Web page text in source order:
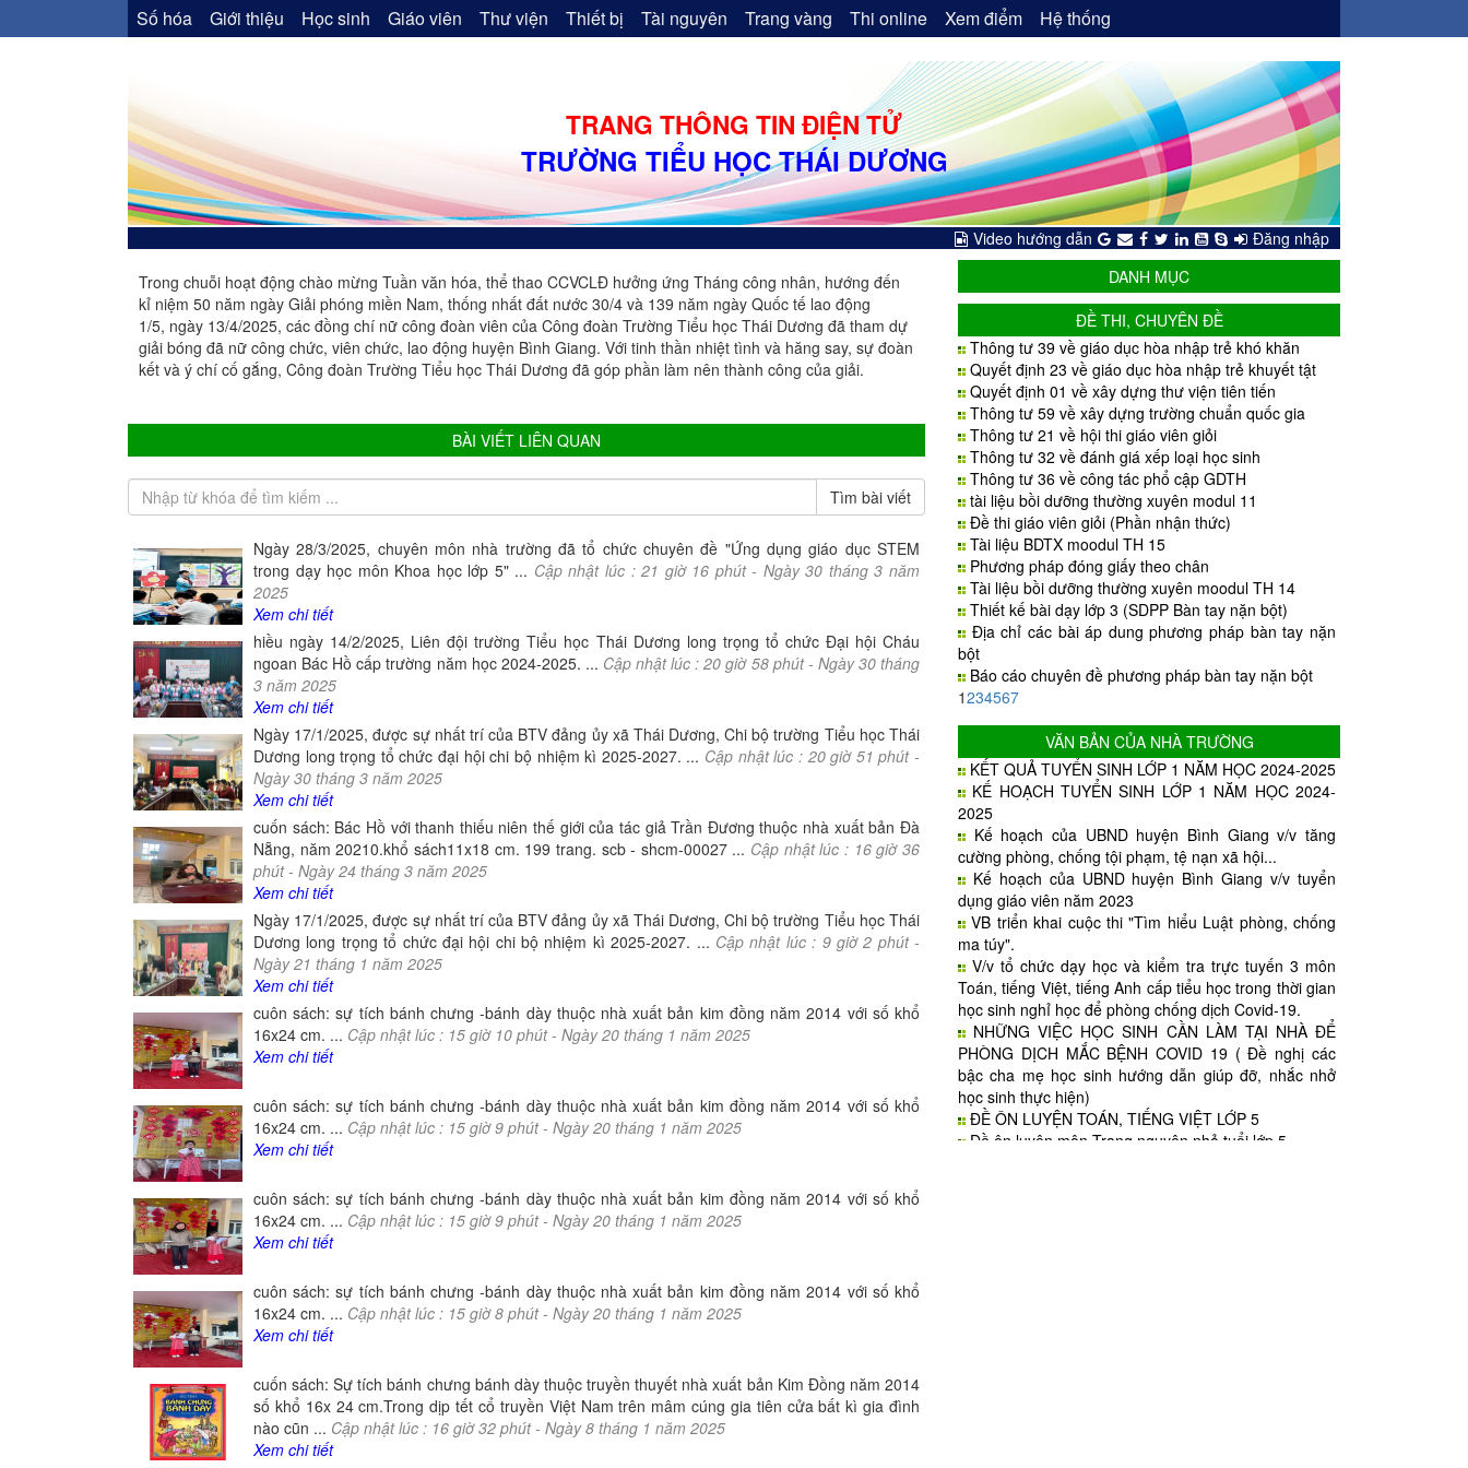
Số hóa Giới thiệu Học sinh Giáo viên Thư viện Thiết bị Tài nguyên Trang vàng Thi online Xem điểm Hệ thống
TRANG THÔNG TIN ĐIỆN TỬ
TRƯỜNG TIỂU HỌC THÁI DƯƠNG
Video hướng dẫn
Đăng nhập
Trong chuỗi hoạt động chào mừng Tuần văn hóa, thể thao CCVCLĐ hưởng ứng Tháng công nhân, hướng đến
kỉ niệm 50 năm ngày Giải phóng miền Nam, thống nhất đất nước 30/4 và 139 năm ngày Quốc tế lao động
1/5, ngày 13/4/2025, các đồng chí nữ công đoàn viên của Công đoàn Trường Tiểu học Thái Dương đã tham dự
giải bóng đã nữ công chức, viên chức, lao động huyện Bình Giang. Với tinh thần nhiệt tình và hăng say, sự đoàn
kết và ý chí cố gắng, Công đoàn Trường Tiểu học Thái Dương đã góp phần làm nên thành công của giải.
BÀI VIẾT LIÊN QUAN
Ngày 28/3/2025, chuyên môn nhà trường đã tổ chức chuyên đề "Ứng dụng giáo dục STEM
trong dạy học môn Khoa học lớp 5" ... Cập nhật lúc : 21 giờ 16 phút - Ngày 30 tháng 3 năm
2025
Xem chi tiết
hiều ngày 14/2/2025, Liên đội trường Tiểu học Thái Dương long trọng tổ chức Đại hội Cháu
ngoan Bác Hồ cấp trường năm học 2024-2025. ... Cập nhật lúc : 20 giờ 58 phút - Ngày 30 tháng
3 năm 2025
Xem chi tiết
Ngày 17/1/2025, được sự nhất trí của BTV đảng ủy xã Thái Dương, Chi bộ trường Tiểu học Thái
Dương long trọng tổ chức đại hội chi bộ nhiệm kì 2025-2027. ... Cập nhật lúc : 20 giờ 51 phút -
Ngày 30 tháng 3 năm 2025
Xem chi tiết
cuốn sách: Bác Hồ với thanh thiếu niên thế giới của tác giả Trần Đương thuộc nhà xuất bản Đà
Nẵng, năm 20210.khổ sách11x18 cm. 199 trang. scb - shcm-00027 ... Cập nhật lúc : 16 giờ 36
phút - Ngày 24 tháng 3 năm 2025
Xem chi tiết
Ngày 17/1/2025, được sự nhất trí của BTV đảng ủy xã Thái Dương, Chi bộ trường Tiểu học Thái
Dương long trọng tổ chức đại hội chi bộ nhiệm kì 2025-2027. ... Cập nhật lúc : 9 giờ 2 phút -
Ngày 21 tháng 1 năm 2025
Xem chi tiết
cuôn sách: sự tích bánh chưng -bánh dày thuộc nhà xuất bản kim đồng năm 2014 với số khổ
16x24 cm. ... Cập nhật lúc : 15 giờ 10 phút - Ngày 20 tháng 1 năm 2025
Xem chi tiết
cuôn sách: sự tích bánh chưng -bánh dày thuộc nhà xuất bản kim đồng năm 2014 với số khổ
16x24 cm. ... Cập nhật lúc : 15 giờ 9 phút - Ngày 20 tháng 1 năm 2025
Xem chi tiết
cuôn sách: sự tích bánh chưng -bánh dày thuộc nhà xuất bản kim đồng năm 2014 với số khổ
16x24 cm. ... Cập nhật lúc : 15 giờ 9 phút - Ngày 20 tháng 1 năm 2025
Xem chi tiết
cuôn sách: sự tích bánh chưng -bánh dày thuộc nhà xuất bản kim đồng năm 2014 với số khổ
16x24 cm. ... Cập nhật lúc : 15 giờ 8 phút - Ngày 20 tháng 1 năm 2025
Xem chi tiết
cuốn sách: Sự tích bánh chưng bánh dày thuộc truyền thuyết nhà xuất bản Kim Đồng năm 2014
số khổ 16x 24 cm.Trong dịp tết cổ truyền Việt Nam trên mâm cúng gia tiên cửa bất kì gia đình
nào cũn ... Cập nhật lúc : 16 giờ 32 phút - Ngày 8 tháng 1 năm 2025
Xem chi tiết
DANH MỤC
ĐỀ THI, CHUYÊN ĐỀ
Thông tư 39 về giáo dục hòa nhập trẻ khó khăn
Quyết định 23 về giáo dục hòa nhập trẻ khuyết tật
Quyết định 01 về xây dựng thư viện tiên tiến
Thông tư 59 về xây dựng trường chuẩn quốc gia
Thông tư 21 về hội thi giáo viên giỏi
Thông tư 32 về đánh giá xếp loại học sinh
Thông tư 36 về công tác phổ cập GDTH
tài liệu bồi dưỡng thường xuyên modul 11
Đề thi giáo viên giỏi (Phần nhận thức)
Tài liệu BDTX moodul TH 15
Phương pháp đóng giấy theo chân
Tài liệu bồi dưỡng thường xuyên moodul TH 14
Thiết kế bài dạy lớp 3 (SDPP Bàn tay nặn bột)
Địa chỉ các bài áp dung phương pháp bàn tay nặn
bột
Báo cáo chuyên đề phương pháp bàn tay nặn bột
1234567
VĂN BẢN CỦA NHÀ TRƯỜNG
KẾT QUẢ TUYỂN SINH LỚP 1 NĂM HỌC 2024-2025
KẾ HOẠCH TUYỂN SINH LỚP 1 NĂM HỌC 2024-
2025
Kế hoạch của UBND huyện Bình Giang v/v tăng
cường phòng, chống tội phạm, tệ nạn xã hội...
Kế hoạch của UBND huyện Bình Giang v/v tuyển
dụng giáo viên năm 2023
VB triển khai cuộc thi "Tìm hiểu Luật phòng, chống
ma túy".
V/v tổ chức dạy học và kiểm tra trực tuyến 3 môn
Toán, tiếng Việt, tiếng Anh cấp tiểu học trong thời gian
học sinh nghỉ học để phòng chống dịch Covid-19.
NHỮNG VIỆC HỌC SINH CẦN LÀM TẠI NHÀ ĐỂ
PHÒNG DỊCH MẮC BỆNH COVID 19 ( Đề nghị các
bậc cha mẹ học sinh hướng dẫn giúp đỡ, nhắc nhở
học sinh thực hiện)
ĐỀ ÔN LUYỆN TOÁN, TIẾNG VIỆT LỚP 5
Đề ôn luyện môn Trạng nguyên nhỏ tuổi lớp 5